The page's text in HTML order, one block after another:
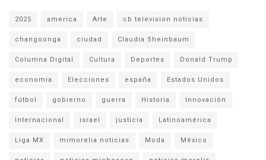
2025 america Arte cb television noticias
changoonga ciudad Claudia Sheinbaum
Columna Digital Cultura Deportes Donald Trump
economia Elecciones españa Estados Unidos
fútbol gobierno guerra Historia Innovación
Internacional israel justicia Latinoamérica
Liga MX mimorelia noticias Moda México